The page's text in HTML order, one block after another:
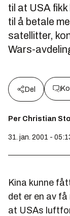
til at USA
til å betale
satellitter,
Wars-
Del
Per Christian
31. jan. 2001 -
Kina kunne
det er en av
at USAs